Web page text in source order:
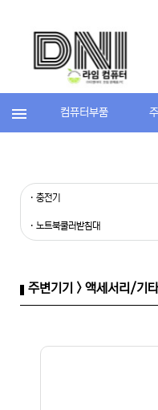
컴퓨터부품
· 충전기
· 노트북쿨러받침대
주변기기 > 액세서리/기